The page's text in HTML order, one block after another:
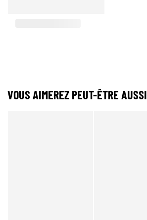
VOUS AIMEREZ PEUT-ÊTRE AUSSI